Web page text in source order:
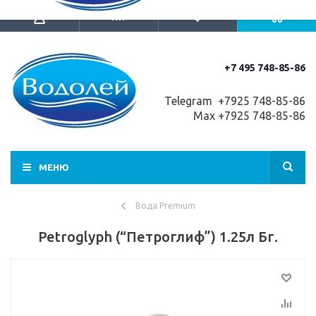
+7 495 748-85-86
Telegram +7925 748-85-86
Max +7925 748-85-86
МЕНЮ
Вода Premium
Petroglyph (“Петроглиф”) 1.25л Бг.